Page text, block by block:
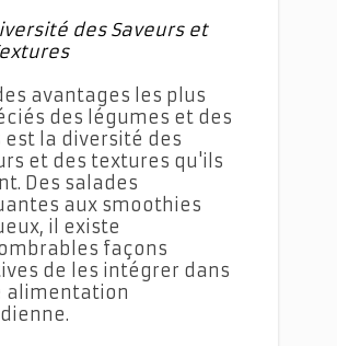
des Saveurs et
avantages les plus
des légumes et des
la diversité des
et des textures qu'ils
Des salades
aux smoothies
il existe
façons
de les intégrer dans
alimentation